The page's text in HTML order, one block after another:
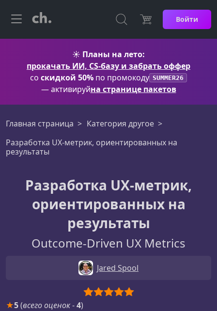
Войти
☀️ Планы на лето:
прокачать ИИ, CS-базу и забрать оффер
со скидкой 50% по промокоду SUMMER26
— активируйна странице пакетов
Главная страница
Категория другое
Разработка UX-метрик, ориентированных на
результаты
Разработка UX-метрик,
ориентированных на
результаты
Outcome-Driven UX Metrics
Jared Spool
★5(всего оценок-4)